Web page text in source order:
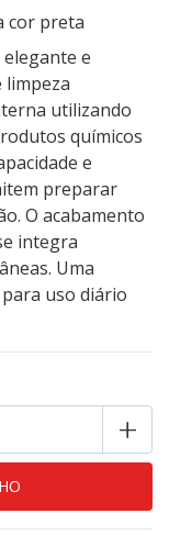
cor preta
e
limpeza
utilizando
químicos
e
preparar
O acabamento
integra
Uma
uso diário
+